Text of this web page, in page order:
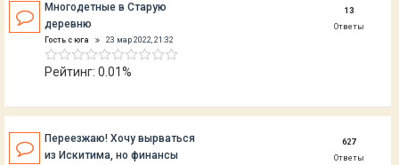
Многодетные в Старую
деревню
Гость с юга 23 мар 2022, 21:32
Рейтинг: 0.01%
13
Ответы
Переезжаю! Хочу вырваться
из Искитима, но финансы
627
Ответы